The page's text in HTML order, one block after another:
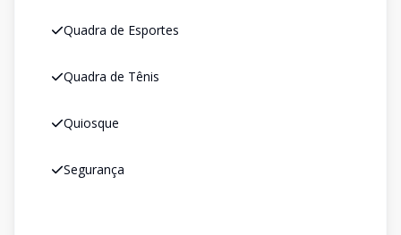
Quadra de Esportes
Quadra de Tênis
Quiosque
Segurança